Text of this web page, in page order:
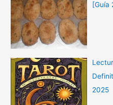
[Guía
2025